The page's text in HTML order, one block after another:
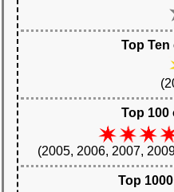
Top Ten
Top 100
(2005, 2006, 2007,
Top